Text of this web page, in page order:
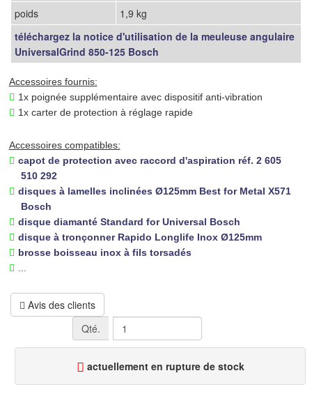
poids
1,9 kg
téléchargez la notice d'utilisation de la meuleuse angulaire
UniversalGrind 850-125 Bosch
Accessoires fournis:
1x poignée supplémentaire avec dispositif anti-vibration
1x carter de protection à réglage rapide
Accessoires compatibles:
capot de protection avec raccord d'aspiration réf. 2 605
510 292
disques à lamelles inclinées Ø125mm Best for Metal X571
Bosch
disque diamanté Standard for Universal Bosch
disque à tronçonner Rapido Longlife Inox Ø125mm
brosse boisseau inox à fils torsadés
...
Avis des clients
Qté.
actuellement en rupture de stock